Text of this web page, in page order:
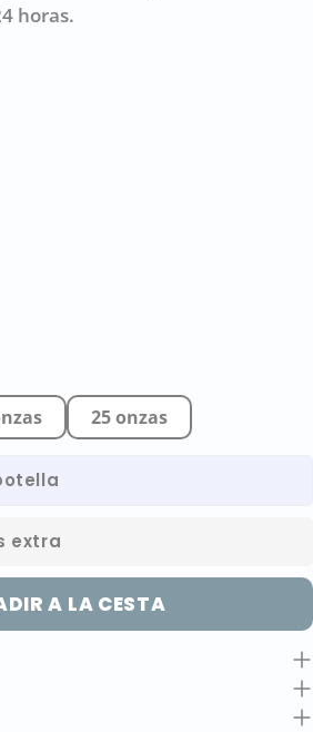
horas.
25 onzas
extra
A LA CESTA